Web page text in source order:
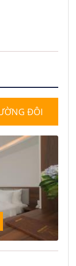
ĐÔI